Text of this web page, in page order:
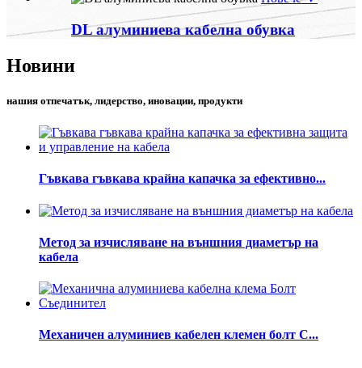
DL алуминиева кабелна обувка
Новини
нашия отпечатък, лидерство, иновации, продукти
Гъвкава гъвкава крайна капачка за ефективно...
Метод за изчисляване на външния диаметър на
кабела
Механичен алуминиев кабелен клемен болт C...